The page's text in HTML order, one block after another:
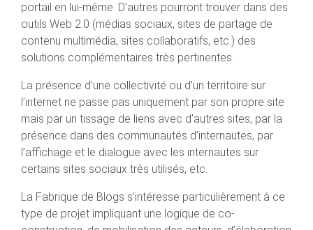
portail en lui-même. D’autres pourront trouver dans des
outils Web 2.0 (médias sociaux, sites de partage de
contenu multimédia, sites collaboratifs, etc.) des
solutions complémentaires très pertinentes.
La présence d’une collectivité ou d’un territoire sur
l’internet ne passe pas uniquement par son propre site
mais par un tissage de liens avec d’autres sites, par la
présence dans des communautés d’internautes, par
l’affichage et le dialogue avec les internautes sur
certains sites sociaux très utilisés, etc.
La Fabrique de Blogs s’intéresse particulièrement à ce
type de projet impliquant une logique de co-